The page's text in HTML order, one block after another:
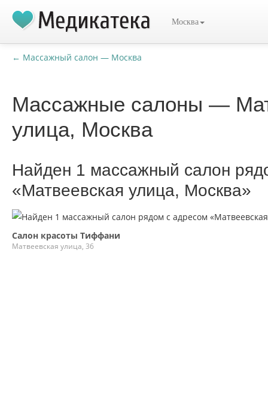
Москва
← Массажный салон — Москва
Массажные салоны —
улица, Москва
Найден 1 массажный салон
«Матвеевская улица, Москва»
Салон красоты Тиффани
Матвеевская улица, 36